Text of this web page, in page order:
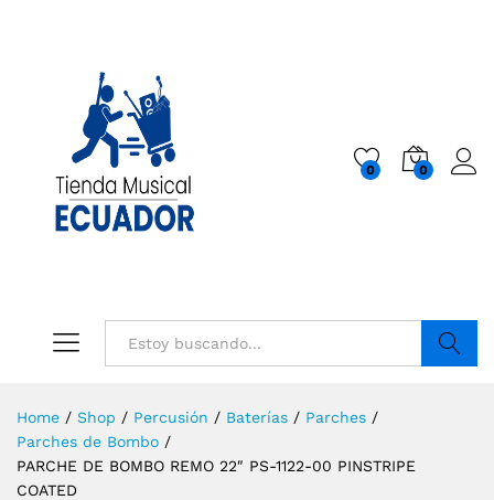
0 0
Home / Shop / Percusión / Baterías / Parches /
Parches de Bombo /
PARCHE DE BOMBO REMO 22″ PS-1122-00 PINSTRIPE
COATED